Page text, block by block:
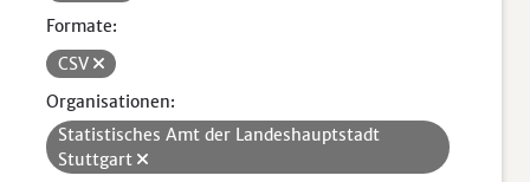
Formate:
CSV
Organisationen:
Statistisches Amt der Landeshauptstadt
Stuttgart